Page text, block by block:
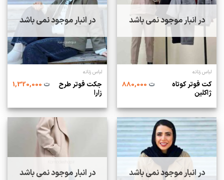
در انبار موجود نمی باشد
لباس زنانه
کت فوتر کوتاه
ژاکلین
ت880,000
در انبار موجود نمی باشد
لباس زنانه
جکت فوتر طرح
زارا
ت1,320,000
در انبار موجود نمی باشد در انبار موجود نمی باشد